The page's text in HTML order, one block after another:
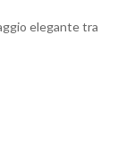
elegante tra